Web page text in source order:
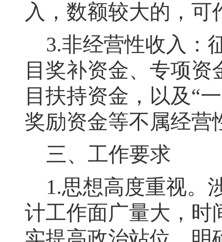
入 ， 数额较大的，可
3.非经营性收入：
目奖补资金、专项
目扶持资金 ， 以及“
奖励资金等不属经营
三、工作要求
1.思想高度重视。
计工作面广量大 ， 时